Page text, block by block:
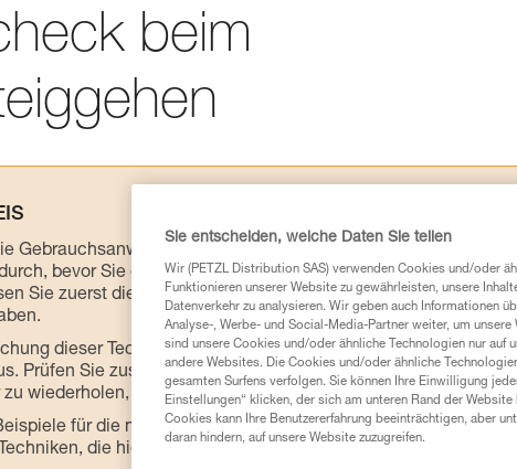
beim
Gebrauchsanweisungen der Produkte, um die es in diesem
bevor Sie diesen zu Rate ziehen. Um diese
Sie zuerst die in der Gebrauchsanweisung enthaltenen
dieser Techniken setzt eine entsprechende Ausbildung
Prüfen Sie zusammen mit einem Profi, ob Sie in der Lage sind,
wiederholen, bevor Sie ihn eigenständig durchführen.
für die mit Ihrer Aktivität verbundenen Techniken.
die hier nicht beschrieben werden.
Sie entscheiden, welche Daten Sie teilen
Wir (PETZL Distribution SAS) verwenden Cookies und/oder
Funktionieren unserer Website zu gewährleisten, unsere
Datenverkehr zu analysieren. Wir geben auch Informationen
Analyse-, Werbe- und Social-Media-Partner weiter, um
sind unsere Cookies und/oder ähnliche Technologien nur auf
andere Websites. Die Cookies und/oder ähnliche
gesamten Surfens verfolgen. Sie können Ihre Einwilligung
Einstellungen“ klicken, der sich am unteren Rand der
Cookies kann Ihre Benutzererfahrung beeinträchtigen, aber
daran hindern, auf unsere Website zuzugreifen.